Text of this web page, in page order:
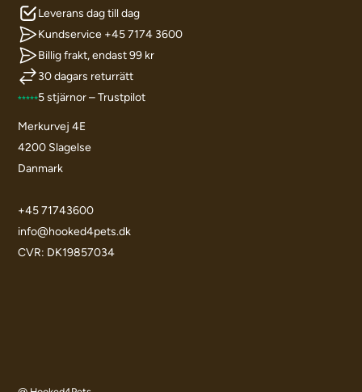
Leverans dag till dag
Kundservice +45 7174 3600
Billig frakt, endast 99 kr
30 dagars returrätt
5 stjärnor – Trustpilot
Merkurvej 4E
4200 Slagelse
Danmark
+45 71743600
info@hooked4pets.dk
CVR: DK19857034